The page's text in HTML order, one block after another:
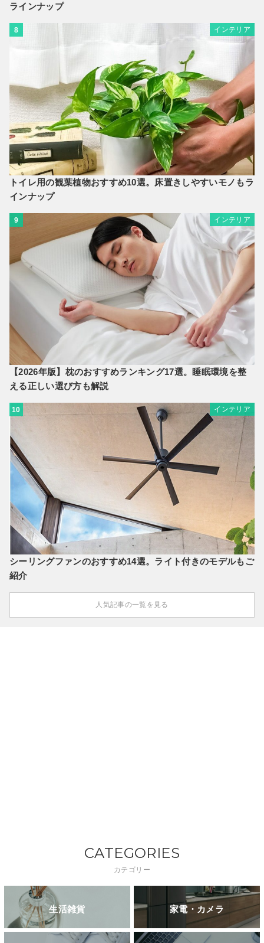
ラインナップ
8 インテリア
トイレ用の観葉植物おすすめ10選。床置きしやすいモノもラ
インナップ
9 インテリア
【2026年版】枕のおすすめランキング17選。睡眠環境を整
える正しい選び方も解説
10 インテリア
シーリングファンのおすすめ14選。ライト付きのモデルもご
紹介
人気記事の一覧を見る
CATEGORIES
カテゴリー
生活雑貨 家電・カメラ